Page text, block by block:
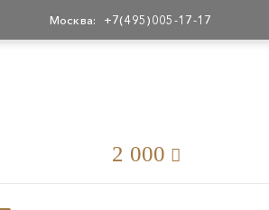
Москва: +7(495)005-17-17
2 000